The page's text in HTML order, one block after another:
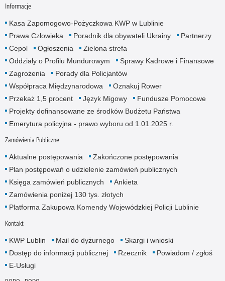
Informacje
Kasa Zapomogowo-Pożyczkowa KWP w Lublinie
Prawa Człowieka
Poradnik dla obywateli Ukrainy
Partnerzy
Cepol
Ogłoszenia
Zielona strefa
Oddziały o Profilu Mundurowym
Sprawy Kadrowe i Finansowe
Zagrożenia
Porady dla Policjantów
Współpraca Międzynarodowa
Oznakuj Rower
Przekaż 1,5 procent
Język Migowy
Fundusze Pomocowe
Projekty dofinansowane ze środków Budżetu Państwa
Emerytura policyjna - prawo wyboru od 1.01.2025 r.
Zamówienia Publiczne
Aktualne postępowania
Zakończone postępowania
Plan postępowań o udzielenie zamówień publicznych
Księga zamówień publicznych
Ankieta
Zamówienia poniżej 130 tys. złotych
Platforma Zakupowa Komendy Wojewódzkiej Policji Lublinie
Kontakt
KWP Lublin Mail do dyżurnego
Skargi i wnioski
Dostęp do informacji publicznej
Rzecznik
Powiadom / zgłoś
E-Usługi